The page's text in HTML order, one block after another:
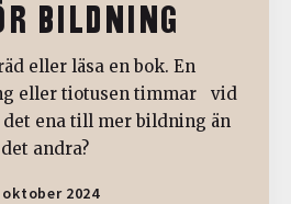
BILDNING
eller läsa en bok. En
eller tiotusen timmar vid
ena till mer bildning än
det andra?
oktober 2024